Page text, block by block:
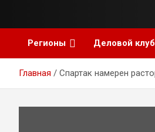
Регионы Деловой
Главная Спартак намерен